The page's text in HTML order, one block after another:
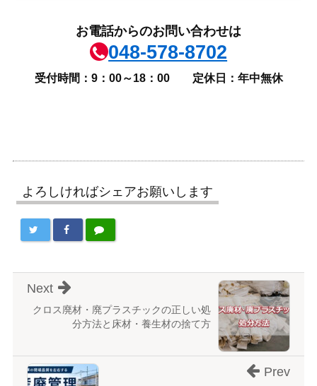
お電話からのお問い合わせは
048-578-8702
受付時間：9：00～18：00 定休日：年中無休
よろしければシェアお願いします
クロス廃材・廃プラスチックの正しい処
分方法と床材・養生材の捨て方
Next
Prev